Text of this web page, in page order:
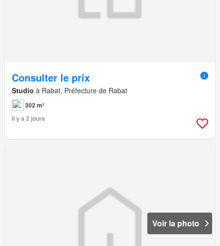
Consulter le prix
Studio à Rabat, Préfecture de Rabat
302 m²
Il y a 2 jours
Voir la photo